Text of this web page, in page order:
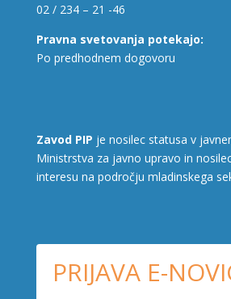
02 / 234 – 21 -46
Pravna svetovanja potekajo:
Po predhodnem dogovoru
Zavod PIP je nosilec statusa v
Ministrstva za javno upravo in
interesu na področju mladinskega
PRIJAVA E-